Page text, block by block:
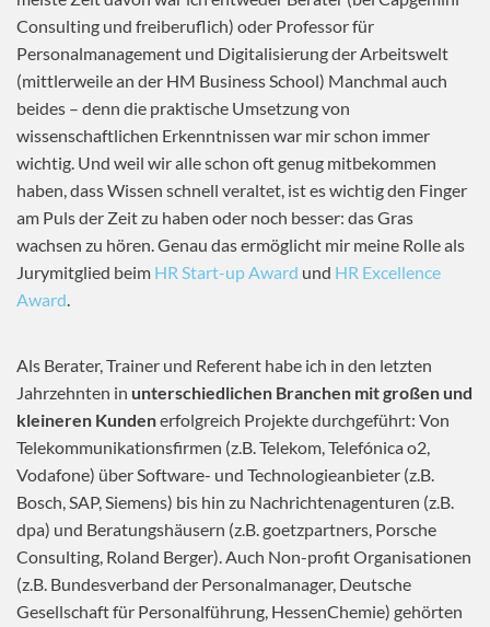
Consulting und freiberuflich) oder Professor für
Personalmanagement und Digitalisierung der Arbeitswelt
(mittlerweile an der HM Business School) Manchmal auch
beides – denn die praktische Umsetzung von
wissenschaftlichen Erkenntnissen war mir schon immer
wichtig. Und weil wir alle schon oft genug mitbekommen
haben, dass Wissen schnell veraltet, ist es wichtig den Finger
am Puls der Zeit zu haben oder noch besser: das Gras
wachsen zu hören. Genau das ermöglicht mir meine Rolle als
Jurymitglied beim HR Start-up Award und HR Excellence
Award.
Als Berater, Trainer und Referent habe ich in den letzten
Jahrzehnten in unterschiedlichen Branchen mit großen und
kleineren Kundenerfolgreich Projekte durchgeführt: Von
Telekommunikationsfirmen (z.B. Telekom, Telefónica o2,
Vodafone) über Software- und Technologieanbieter (z.B.
Bosch, SAP, Siemens) bis hin zu Nachrichtenagenturen (z.B.
dpa) und Beratungshäusern (z.B. goetzpartners, Porsche
Consulting, Roland Berger). Auch Non-profit Organisationen
(z.B. Bundesverband der Personalmanager, Deutsche
Gesellschaft für Personalführung, HessenChemie) gehörten